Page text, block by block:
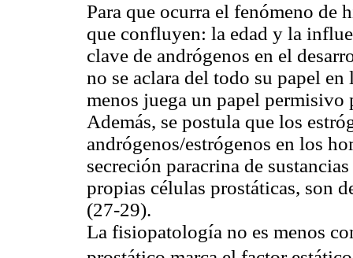
Para que ocurra el fenómeno de
que confluyen: la edad y la
clave de andrógenos en el
no se aclara del todo su papel
menos juega un papel
Además, se postula que los
andrógenos/estrógenos en los
secreción paracrina de
propias células prostáticas, son
(27-29).
La fisiopatología no es menos